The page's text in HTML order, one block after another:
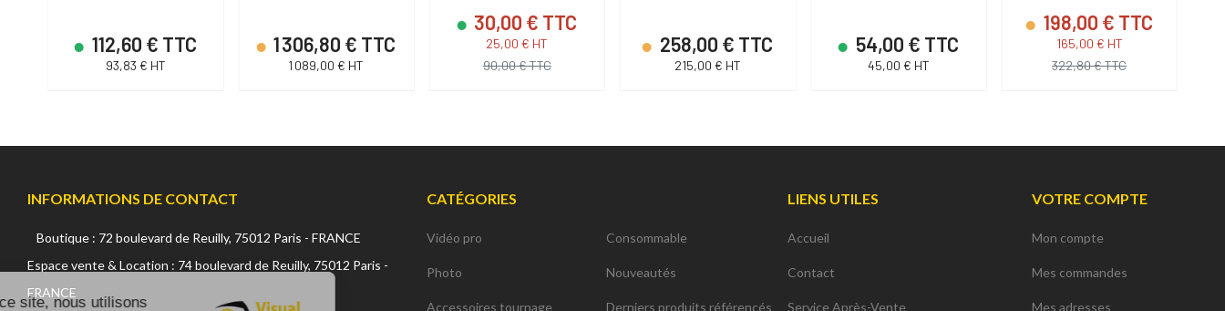
112,60 € TTC
93,83 € HT
1 306,80 € TTC
1 089,00 € HT
30,00 € TTC
25,00 € HT
90,00 € TTC
258,00 € TTC
215,00 € HT
54,00 € TTC
45,00 € HT
198,00 € TTC
165,00 € HT
322,80 € TTC
INFORMATIONS DE CONTACT
Boutique : 72 boulevard de Reuilly, 75012 Paris - FRANCE
Espace vente & Location : 74 boulevard de Reuilly, 75012 Paris -
FRANCE
CATÉGORIES
Vidéo pro
Photo
Accessoires tournage
Consommable
Nouveautés
Derniers produits référencés
LIENS UTILES
Accueil
Contact
Service Après-Vente
VOTRE COMPTE
Mon compte
Mes commandes
Mes adresses
Sur ce site, nous utilisons